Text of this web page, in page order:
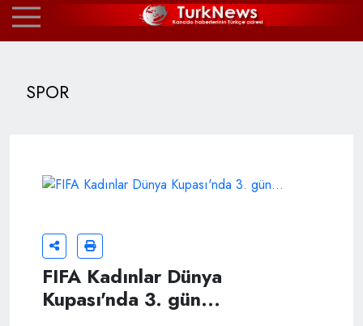
SPOR
FIFA Kadınlar Dünya
Kupası'nda 3. gün...